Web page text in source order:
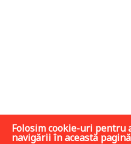
Folosim cookie-uri pentru
navigării în această